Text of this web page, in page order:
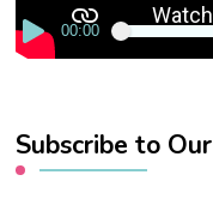
00:00
Subscribe to